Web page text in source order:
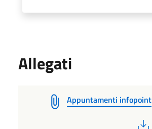
Allegati
Appuntamenti infopoint